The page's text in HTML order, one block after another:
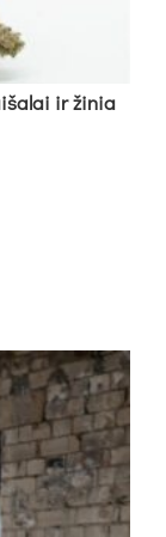
ir ži­nia